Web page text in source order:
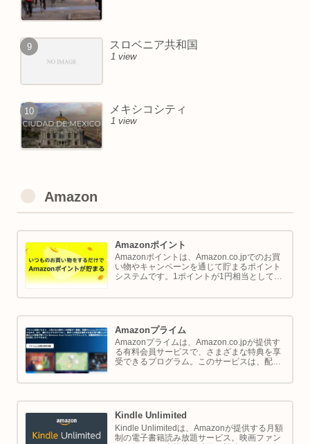
スロベニア共和国
1 view
メキシコシティ
1 view
Amazon
Amazonポイント
Amazonポイントは、Amazon.co.jpでのお買
い物やキャンペーンを通じて貯まるポイント
システムです。1ポイントが1円相当として、
では Amazon ポイントの使い方と貯め方を解
Amazonプライム
Amazonプライムは、Amazon.co.jpが提供す
る有料会員サービスで、さまざまな特典を享
受できるプログラム。このサービスは、配送
実、さらには限定割引までをカバーし、日常
Kindle Unlimited
Kindle Unlimitedは、Amazonが提供する月額
制の電子書籍読み放題サービス。映画ファン